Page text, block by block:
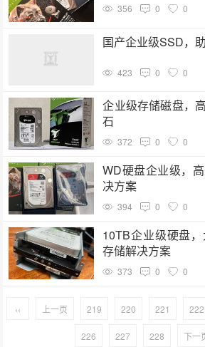
356 0 0
国产企业级SSD，
423 0 0
企业级存储磁盘，
石
372 0 0
WD硬盘企业级，
决方案
394 0 0
10TB企业级硬盘
存储解决方案
373 0 0
‹‹ 上一页 219 220 221 222
226 227 228 下一